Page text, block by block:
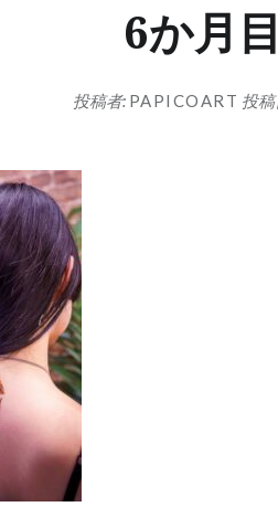
6か月
投稿者: PAPICOART 投稿